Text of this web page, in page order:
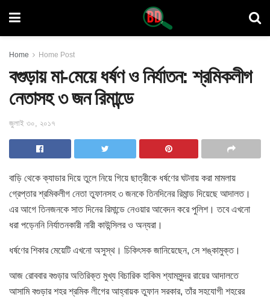
Home Home Post
বগুড়ায় মা-মেয়ে ধর্ষণ ও নির্যাতন: শ্রমিকলীগ
নেতাসহ ৩ জন রিমান্ডে
জুলাই ৩০, ২০১৭
বাড়ি থেকে ক্যাডার দিয়ে তুলে নিয়ে গিয়ে ছাত্রীকে ধর্ষণের ঘটনায় করা মামলায়
গ্রেপ্তার শ্রমিকলীগ নেতা তুফানসহ ৩ জনকে তিনদিনের রিমান্ড দিয়েছে আদালত।
এর আগে তিনজনকে সাত দিনের রিমান্ডে নেওয়ার আবেদন করে পুলিশ। তবে এখনো
ধরা পড়েননি নির্যাতনকারী নারী কাউন্সিলর ও অন্যরা।
ধর্ষণের শিকার মেয়েটি এখনো অসুস্থ। চিকিৎসক জানিয়েছেন, সে শঙ্কামুক্ত।
আজ রোববার বগুড়ার অতিরিক্ত মুখ্য বিচারিক হাকিম শ্যামসুন্দর রায়ের আদালতে
আসামি বগুড়ার শহর শ্রমিক লীগের আহ্বায়ক তুফান সরকার, তাঁর সহযোগী শহরের